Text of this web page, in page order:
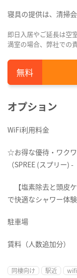
寝具の提供は、清掃
即日入居やご延長は空
満室の場合、弊社での
オプション
WiFi利用料金
☆お得な優待・ワク
（SPREE (スプリー) -
【塩素除去と頭皮
で快適なシャワー体験
駐車場
賃料（人数追加分）
同棲向け 駅近